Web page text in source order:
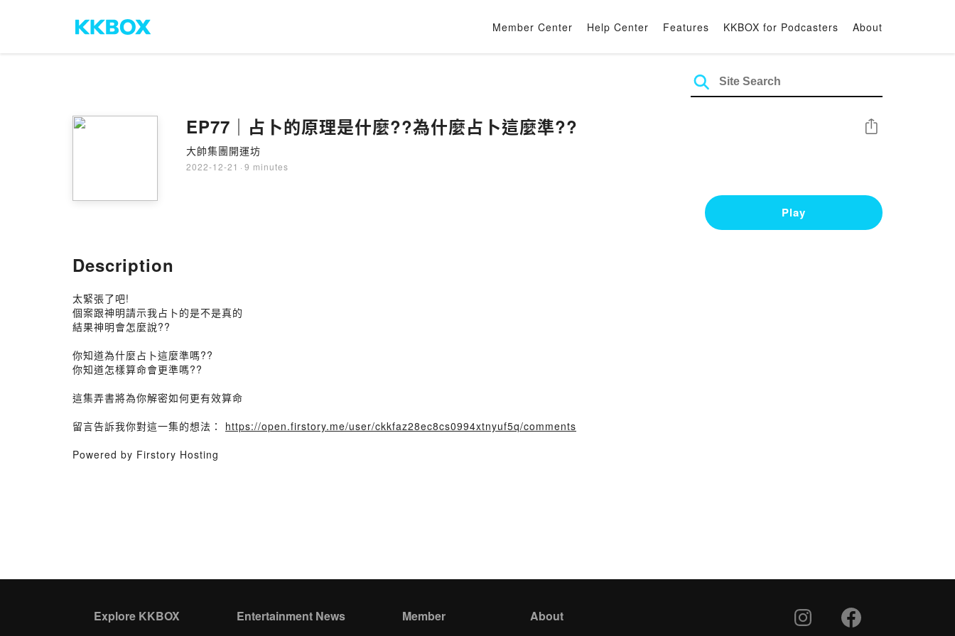
Member Center Help Center Features KKBOX for Podcasters About
EP77｜占卜的原理是什麼??為什麼占卜這麼準??
大帥集團開運坊
2022-12-21 · 9 minutes
Share
Play
Description
太緊張了吧!
個案跟神明請示我占卜的是不是真的
結果神明會怎麼說??
你知道為什麼占卜這麼準嗎??
你知道怎樣算命會更準嗎??
這集弄書將為你解密如何更有效算命
留言告訴我你對這一集的想法： https://open.firstory.me/user/ckkfaz28ec8cs0994xtnyuf5q/comments
Powered by Firstory Hosting
Explore KKBOX Entertainment News Member About